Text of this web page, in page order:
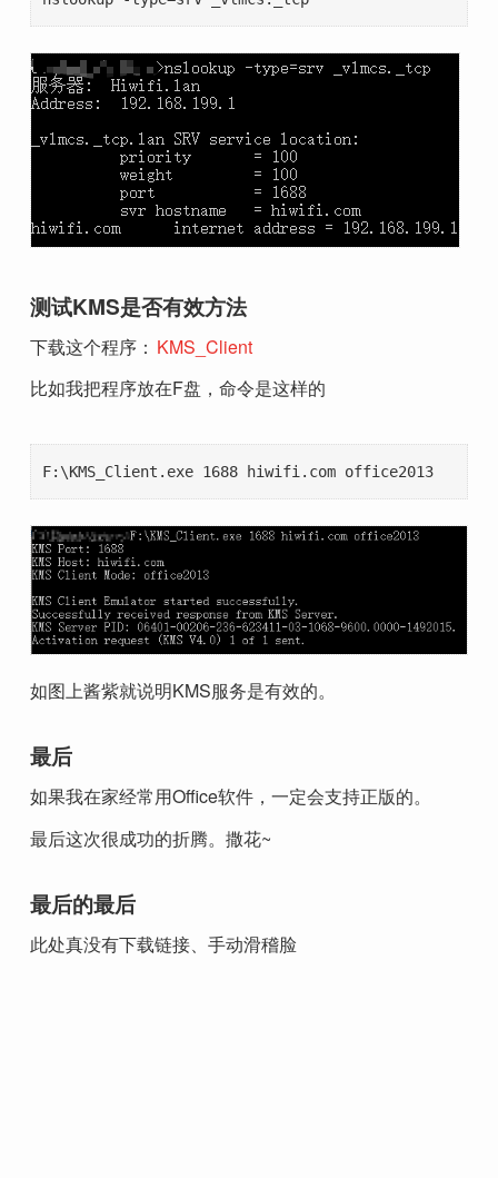
测试KMS是否有效方法
下载这个程序： KMS_Client
比如我把程序放在F盘，命令是这样的
F:\KMS_Client.exe 1688 hiwifi.com office2013
如图上酱紫就说明KMS服务是有效的。
最后
如果我在家经常用Office软件，一定会支持正版的。
最后这次很成功的折腾。撒花~
最后的最后
此处真没有下载链接、手动滑稽脸